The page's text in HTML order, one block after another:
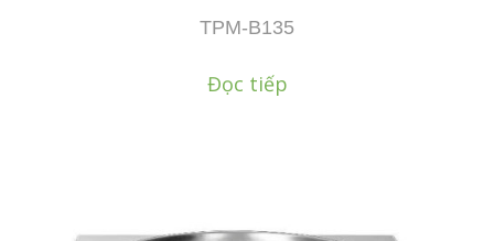
TPM-B135
Đọc tiếp